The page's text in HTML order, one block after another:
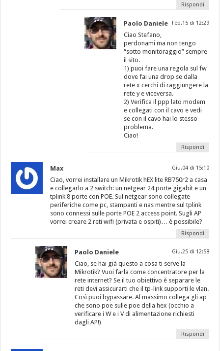
Rispondi
Paolo Daniele Feb.15 di 12:29
Ciao Stefano,
perdonami ma non tengo
“sotto monitoraggio” sempre
il sito.
1) puoi fare una regola sul fw
dove fai una drop se dalla
rete x cerchi di raggiungere la
rete y e viceversa.
2) Verifica il ppp lato modem
e collegati con il cavo e vedi
se con il cavo hai lo stesso
problema.
Ciao!
Rispondi
Max Giu.04 di 15:10
Ciao, vorrei installare un Mikrotik hEX lite RB750r2 a casa
e collegarlo a 2 switch: un netgear 24 porte gigabit e un
tplink 8 porte con POE. Sul netgear sono collegate
periferiche come pc, stampanti e nas mentre sul tplink
sono connessi sulle porte POE 2 access point. Sugli AP
vorrei creare 2 reti wifi (privata e ospiti)… è possibile?
Rispondi
Paolo Daniele Giu.25 di 12:58
Ciao, se hai già questo a cosa ti serve la
Mikrotik? Vuoi farla come concentratore per la
rete internet? Se il tuo obiettivo è separare le
reti devi assicurarti che il tp-link supporti le vlan.
Così puoi bypassare. Al massimo collega gli ap
che sono poe sulle poe della hex (occhio a
verificare i W e i V di alimentazione richiesti
dagli AP!)
Rispondi